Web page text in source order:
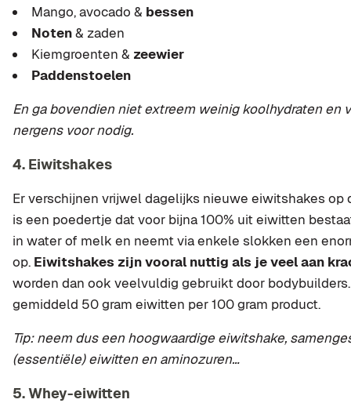
Mango, avocado & bessen
Noten& zaden
Kiemgroenten & zeewier
Paddenstoelen
En ga bovendien niet extreem weinig koolhydraten en
nergens voor nodig.
4. Eiwitshakes
Er verschijnen vrijwel dagelijks nieuwe eiwitshakes op
is een poedertje dat voor bijna 100% uit eiwitten
in water of melk en neemt via enkele slokken een
op. Eiwitshakes zijn vooral nuttig als je veel aan
worden dan ook veelvuldig gebruikt door
gemiddeld 50 gram eiwitten per 100 gram product.
Tip: neem dus een hoogwaardige eiwitshake,
(essentiële) eiwitten en aminozuren…
5. Whey-eiwitten